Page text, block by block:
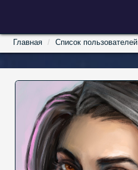
Главная Список пользователей